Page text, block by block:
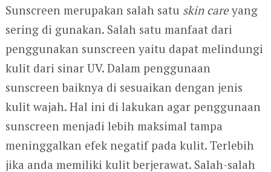
Sunscreen merupakan salah satu skin careyang
sering di gunakan. Salah satu manfaat dari
penggunakan sunscreen yaitu dapat melindungi
kulit dari sinar UV. Dalam penggunaan
sunscreen baiknya di sesuaikan dengan jenis
kulit wajah. Hal ini di lakukan agar penggunaan
sunscreen menjadi lebih maksimal tampa
meninggalkan efek negatif pada kulit. Terlebih
jika anda memiliki kulit berjerawat. Salah-salah